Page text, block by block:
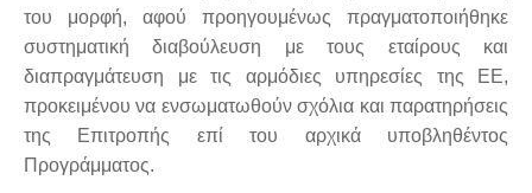
του μορφή, αφού προηγουμένως πραγματοποιήθηκε
συστηματική διαβούλευση με τους εταίρους και
διαπραγμάτευση με τις αρμόδιες υπηρεσίες της ΕΕ,
προκειμένου να ενσωματωθούν σχόλια και παρατηρήσεις
της Επιτροπής επί του αρχικά υποβληθέντος
Προγράμματος.